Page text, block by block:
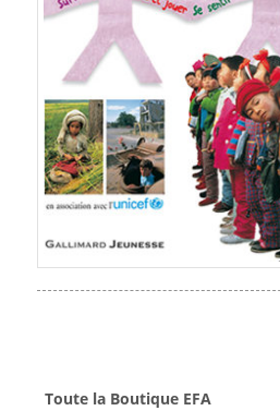
Toute la Boutique EFA